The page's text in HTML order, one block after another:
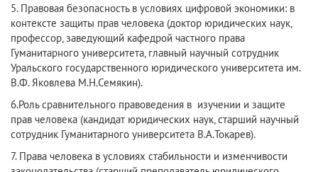
5. Правовая безопасность в условиях цифровой экономики: в
контексте защиты прав человека (доктор юридических наук,
профессор, заведующий кафедрой частного права
Гуманитарного университета, главный научный сотрудник
Уральского государственного юридического университета им.
В.Ф. Яковлева М.Н.Семякин).
6.Роль сравнительного правоведения в изучении и защите
прав человека (кандидат юридических наук, старший научный
сотрудник Гуманитарного университета В.А.Токарев).
7. Права человека в условиях стабильности и изменчивости